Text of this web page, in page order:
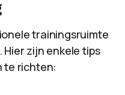
trainingsruimte
zijn enkele tips
te richten: